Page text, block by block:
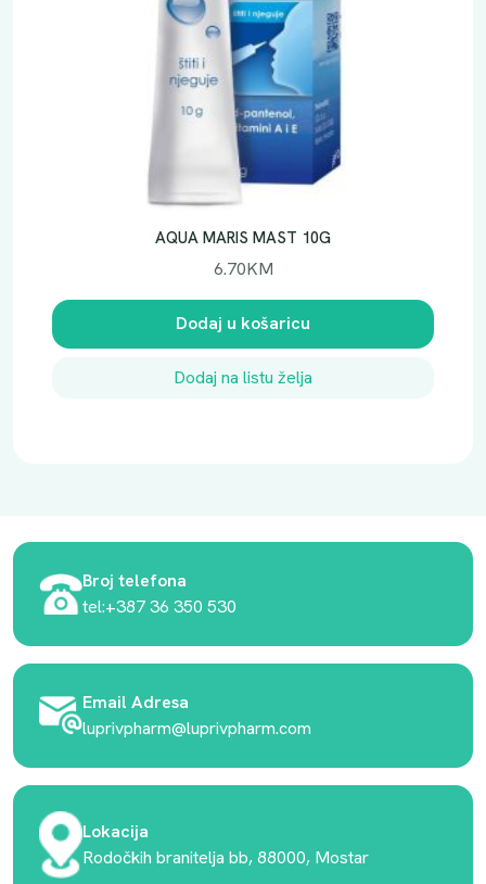
AQUA MARIS MAST 10G
6.70KM
Dodaj u košaricu
Dodaj na listu želja
Broj telefona
tel:+387 36 350 530
Email Adresa
luprivpharm@luprivpharm.com
Lokacija
Rodočkih branitelja bb, 88000, Mostar